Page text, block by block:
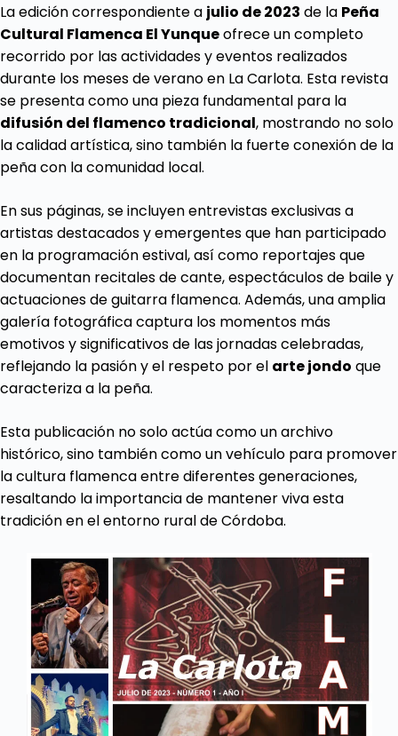
La edición correspondiente a julio de 2023 de la Peña
Cultural Flamenca El Yunqueofrece un completo
recorrido por las actividades y eventos realizados
durante los meses de verano en La Carlota. Esta revista
se presenta como una pieza fundamental para la
difusión del flamenco tradicional, mostrando no solo
la calidad artística, sino también la fuerte conexión de la
peña con la comunidad local.
En sus páginas, se incluyen entrevistas exclusivas a
artistas destacados y emergentes que han participado
en la programación estival, así como reportajes que
documentan recitales de cante, espectáculos de baile y
actuaciones de guitarra flamenca. Además, una amplia
galería fotográfica captura los momentos más
emotivos y significativos de las jornadas celebradas,
reflejando la pasión y el respeto por el arte jondo que
caracteriza a la peña.
Esta publicación no solo actúa como un archivo
histórico, sino también como un vehículo para promover
la cultura flamenca entre diferentes generaciones,
resaltando la importancia de mantener viva esta
tradición en el entorno rural de Córdoba.